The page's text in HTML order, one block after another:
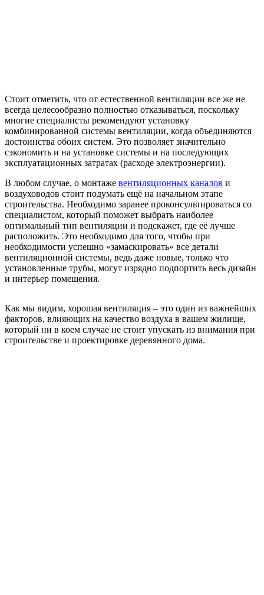
Стоит отметить, что от естественной вентиляции все же не
всегда целесообразно полностью отказываться, поскольку
многие специалисты рекомендуют установку
комбинированной системы вентиляции, когда объединяются
достоинства обоих систем. Это позволяет значительно
сэкономить и на установке системы и на последующих
эксплуатационных затратах (расходе электроэнергии).
В любом случае, о монтаже вентиляционных каналов и
воздуховодов стоит подумать ещё на начальном этапе
строительства. Необходимо заранее проконсультироваться со
специалистом, который поможет выбрать наиболее
оптимальный тип вентиляции и подскажет, где её лучше
расположить. Это необходимо для того, чтобы при
необходимости успешно «замаскировать» все детали
вентиляционной системы, ведь даже новые, только что
установленные трубы, могут изрядно подпортить весь дизайн
и интерьер помещения.
Как мы видим, хорошая вентиляция – это один из важнейших
факторов, влияющих на качество воздуха в вашем жилище,
который ни в коем случае не стоит упускать из внимания при
строительстве и проектировке деревянного дома.